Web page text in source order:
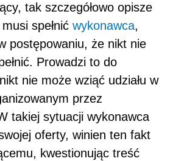
tak szczegółowo opisze
spełnić wykonawca,
postępowaniu, że nikt nie
Prowadzi to do
nie może wziąć udziału w
przez
takiej sytuacji wykonawca
oferty, winien ten fakt
kwestionując treść